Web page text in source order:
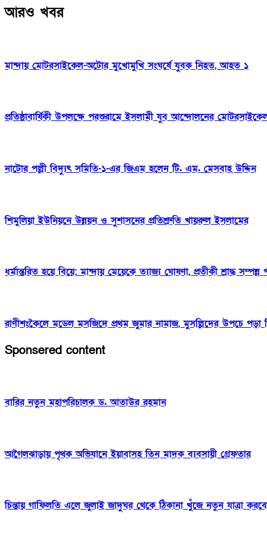
আরও খবর
মান্দায় মোটরসাইকেল-অটোর মুখোমুখি সংঘর্ষে যুবক নিহত, আহত ১
প্রতিষ্ঠাবার্ষিকী উপলক্ষে পরশুরামে ইসলামী যুব আন্দোলনের
নাটোর পল্লী বিদ্যুৎ সমিতি-১-এর জিএম হলেন টি. এম. মেসবাহ উদ্দিন
শিমুলিয়া ইউনিয়নে উন্নয়ন ও সুশাসনের প্রতিশ্রুতি খায়রুল ইসলামের
ধর্মান্তরিত হয়ে বিয়ে: মান্দায় মেয়েকে ত্যাজ্য ঘোষণা, প্রতীকী শ্রাদ্ধ সম্পন্ন
রাণীশংকৈলে মডেল মসজিদে প্রথম জুমার নামাজ, মুসল্লিদের উপচে পড়া
Sponsered content
বারির নতুন মহাপরিচালক ড. আতাউর রহমান
আগৈলঝাড়ায় পৃথক অভিযানে ইয়াবাসহ তিন মাদক ব্যবসায়ী গ্রেফতার
চিন্তায় গাফিলতি এলে জুলাই জাদুঘর থেকে ঠিকানা খুঁজে নতুন যাত্রা